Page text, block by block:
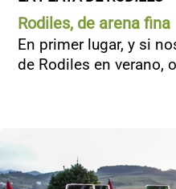
Rodiles, de arena fina
En primer lugar, y si
de Rodiles en verano,